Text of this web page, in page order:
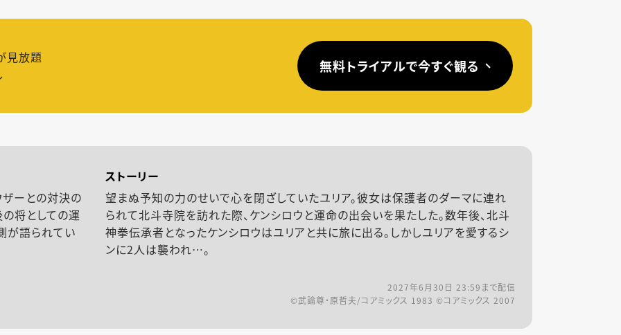
見放題
無料トライアルで今すぐ観る
ーとの対決の
将としての運
が語られてい
ストーリー
望まぬ予知の力のせいで心を閉ざしていたユリア。彼女は保護者のダーマに連れ
られて北斗寺院を訪れた際、ケンシロウと運命の出会いを果たした。数年後、北斗
神拳伝承者となったケンシロウはユリアと共に旅に出る。しかしユリアを愛するシ
ンに2人は襲われ…。
2027年6月30日 23:59 まで配信
©︎武論尊・原哲夫/コアミックス 1983 ©︎コアミックス 2007